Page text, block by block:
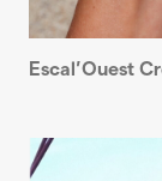
Escal’Ouest